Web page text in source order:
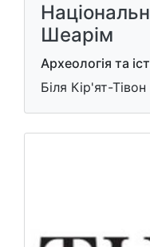
Шеарім
Археологія та
Біля Кір'ят-Тівон